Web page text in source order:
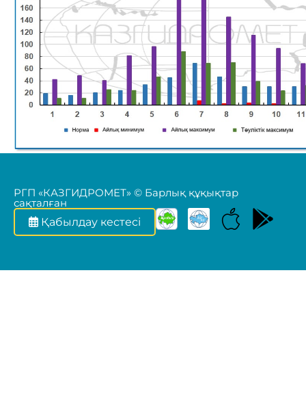
РГП «КАЗГИДРОМЕТ» © Барлық құқықтар
сақталған
Қабылдау кестесі